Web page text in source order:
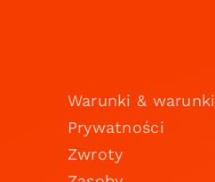
Warunki & warunki
Prywatności
Zwroty